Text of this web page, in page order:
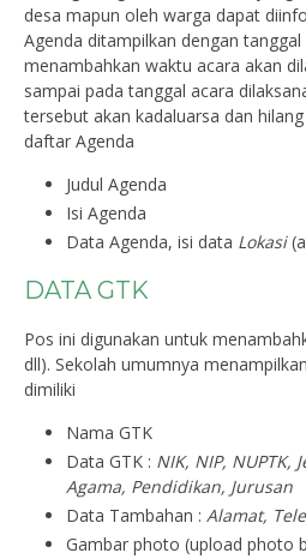
desa mapun oleh warga dapat
Agenda ditampilkan dengan
menambahkan waktu acara akan
sampai pada tanggal acara
tersebut akan kadaluarsa dan
daftar Agenda
Judul Agenda
Isi Agenda
Data Agenda, isi data Lokasi
DATA GTK
Pos ini digunakan untuk
dll). Sekolah umumnya
dimiliki
Nama GTK
Data GTK : NIK, NIP, NUPTK,
Agama, Pendidikan, Jurusan
Data Tambahan : Alamat,
Gambar photo (upload photo